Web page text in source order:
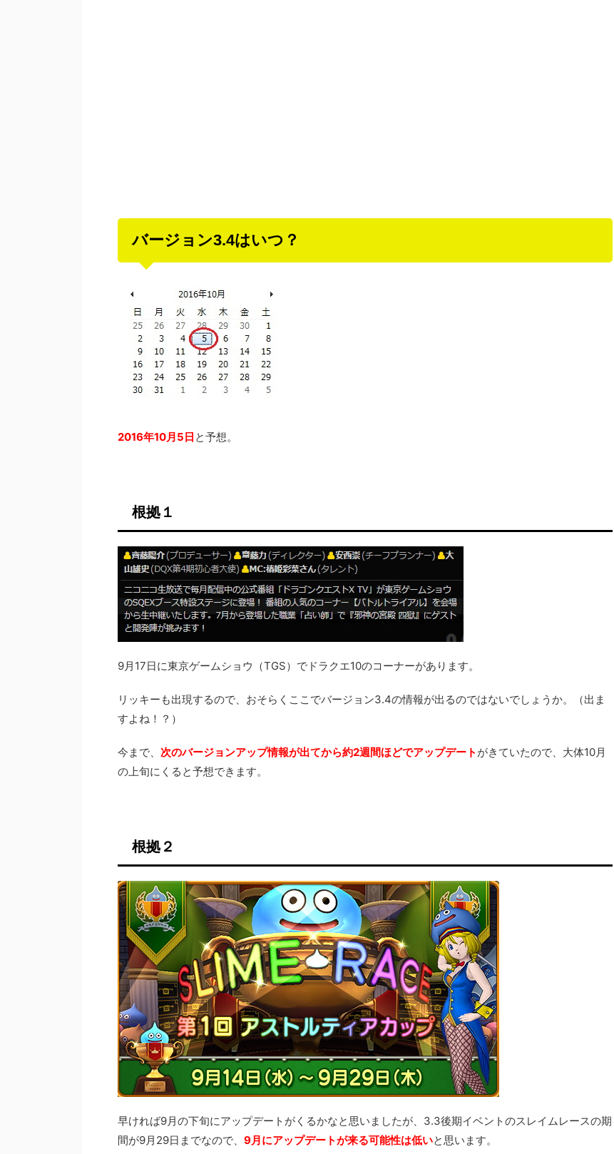
バージョン3.4はいつ？
2016年10月5日 と予想。
根拠１
9月17日に東京ゲームショウ（TGS）でドラクエ10のコーナーがあります。
リッキーも出現するので、おそらくここでバージョン3.4の情報が出るのではないでしょうか。（出ま
すよね！？）
今まで、 次のバージョンアップ情報が出てから約2週間ほどでアップデート がきていたので、大体10月
の上旬にくると予想できます。
根拠２
早ければ9月の下旬にアップデートがくるかなと思いましたが、3.3後期イベントのスレイムレースの期
間が9月29日までなので、 9月にアップデートが来る可能性は低いと思います。